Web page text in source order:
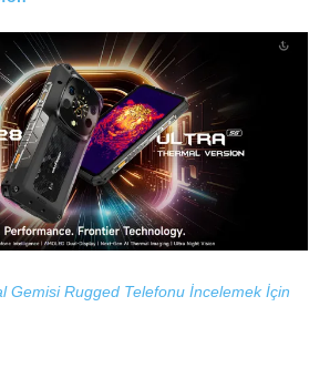
Gemisi Rugged Telefonu İncelemek İçin